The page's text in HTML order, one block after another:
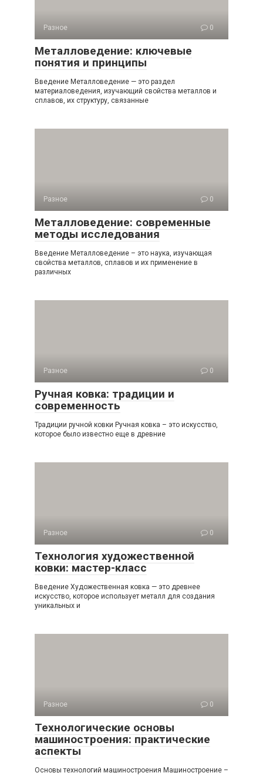
Разное 0
Металловедение: ключевые
понятия и принципы
Введение Металловедение — это раздел
материаловедения, изучающий свойства металлов и
сплавов, их структуру, связанные
Разное 0
Металловедение: современные
методы исследования
Введение Металловедение – это наука, изучающая
свойства металлов, сплавов и их применение в
различных
Разное 0
Ручная ковка: традиции и
современность
Традиции ручной ковки Ручная ковка – это искусство,
которое было известно еще в древние
Разное 0
Технология художественной
ковки: мастер-класс
Введение Художественная ковка — это древнее
искусство, которое использует металл для создания
уникальных и
Разное 0
Технологические основы
машиностроения: практические
аспекты
Основы технологий машиностроения Машиностроение –